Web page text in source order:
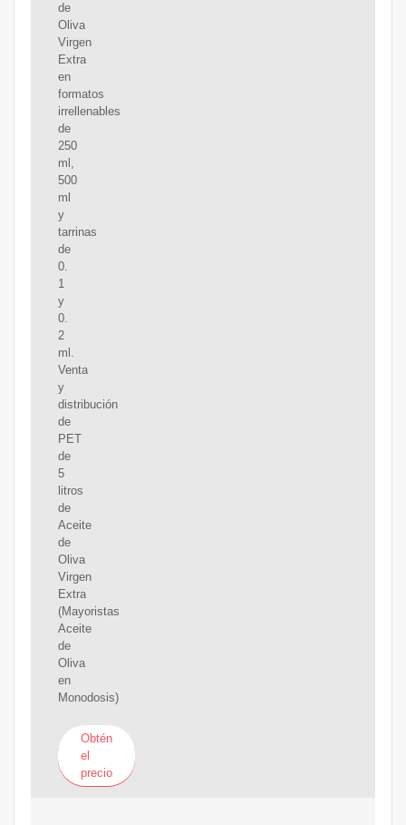
de
Oliva
Virgen
Extra
en
formatos
irrellenables
de
250
ml,
500
ml
y
tarrinas
de
0.
1
y
0.
2
ml.
Venta
y
distribución
de
PET
de
5
litros
de
Aceite
de
Oliva
Virgen
Extra
(Mayoristas
Aceite
de
Oliva
en
Monodosis)
Obtén
el
precio